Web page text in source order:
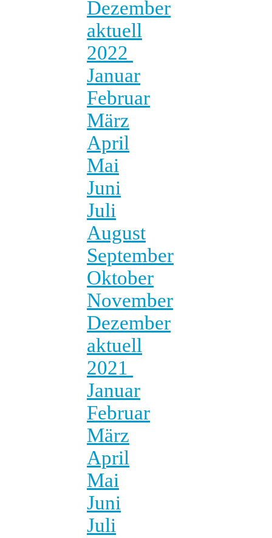
Dezember
aktuell
2022
Januar
Februar
März
April
Mai
Juni
Juli
August
September
Oktober
November
Dezember
aktuell
2021
Januar
Februar
März
April
Mai
Juni
Juli